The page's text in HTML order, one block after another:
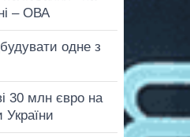
– ОВА
одне з
30 млн євро на
України